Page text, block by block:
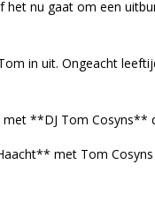
nu gaat om een
in uit. Ongeacht
**DJ Tom
met Tom